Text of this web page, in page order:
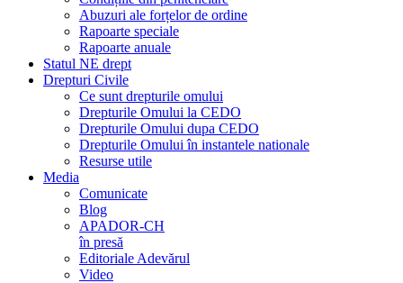
Abuzuri ale forțelor de ordine
Rapoarte speciale
Rapoarte anuale
Statul NE drept
Drepturi Civile
Ce sunt drepturile omului
Drepturile Omului la CEDO
Drepturile Omului dupa CEDO
Drepturile Omului în instantele nationale
Resurse utile
Media
Comunicate
Blog
APADOR-CH
în presă
Editoriale Adevărul
Video